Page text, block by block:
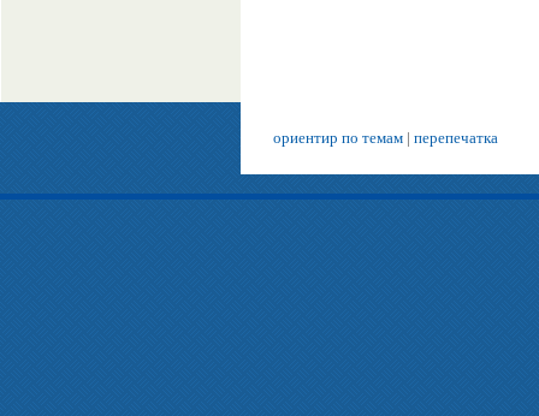
ориентир по темам | перепечатка